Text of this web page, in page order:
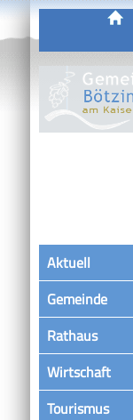
Aktuell
Gemeinde
Rathaus
Wirtschaft
Tourismus